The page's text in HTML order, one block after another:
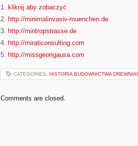
1. kliknij aby zobaczyć
2. http://minimalinvasiv-muenchen.de
3. http://mintropstrasse.de
4. http://miraticonsulting.com
5. http://missgeorigausa.com
CATEGORIES: HISTORIA BUDOWNICTWA
Comments are closed.